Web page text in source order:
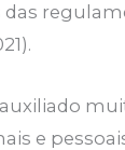
das
e